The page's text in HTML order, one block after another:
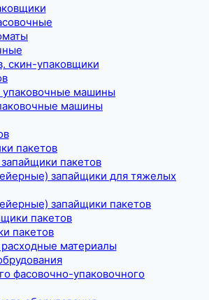
скин-упаковщики
машины
машины
пакетов
пакетов
запайщики для тяжелых
запайщики пакетов
пакетов
пакетов
материалы
фасовочно-упаковочного